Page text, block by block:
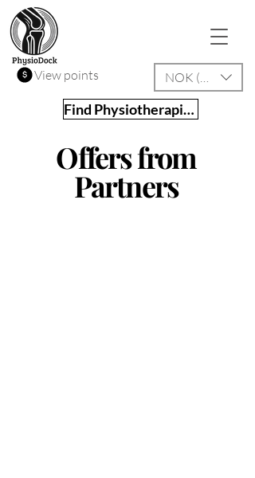
View points NOK (kr)
Find Physiotherapist
Offers from
Partners